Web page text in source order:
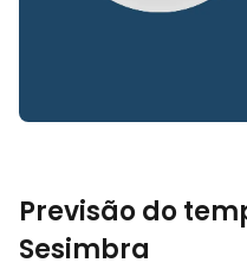
Previsão do
Sesimbra